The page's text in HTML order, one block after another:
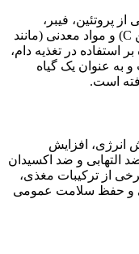
پروتئین، فیبر،
ویتامین‌ها (مانند ویتامین K و ویتامین C) و مواد معدنی (مانند
استفاده در تغذیه دام،
به عنوان یک گیاه
است.
انرژی، افزایش
التهابی و ضد اکسیدان
از ترکیبات مغذی،
و حفظ سلامت عمومی